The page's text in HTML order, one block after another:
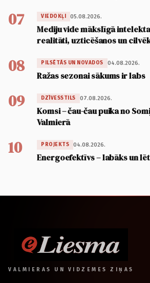
07 VIEDOKĻI 05.08.2026.
Mediju vide mākslīgā
realitāti, uzticēšanos un
08 PILSĒTĀS UN NOVADOS 04.08.2026.
Ražas sezonai sākums ir labs
09 DZĪVESSTILS 07.08.2026.
Komsi – čau-čau puika no
Valmierā
10 PROJEKTS 04.08.2026.
Energoefektīvs – labāks un
VALMIERAS UN VIDZEMES ZIŅAS